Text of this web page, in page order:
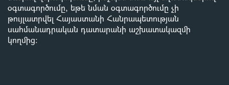
օգտագործումը, եթե նման օգտագործումը չի
թույլատրվել Հայաստանի Հանրապետության
սահմանադրական դատարանի աշխատակազմի
կողմից: